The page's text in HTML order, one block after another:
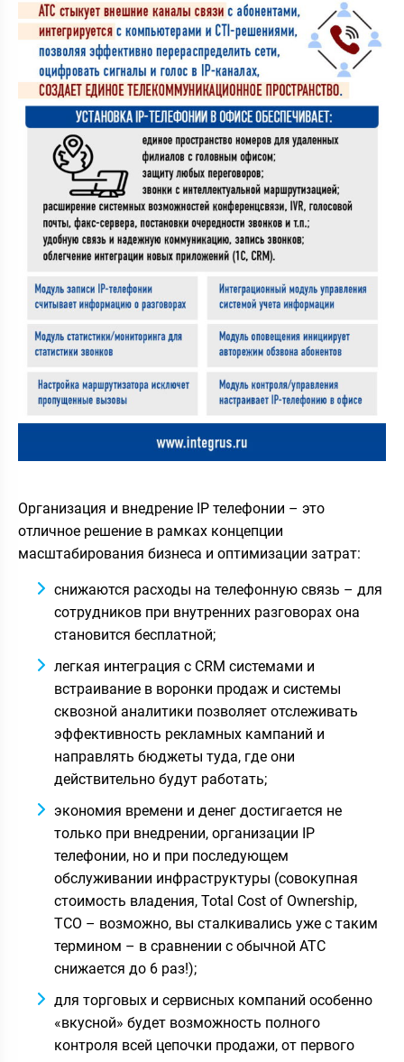
Организация и внедрение IP телефонии – это
отличное решение в рамках концепции
масштабирования бизнеса и оптимизации затрат:
снижаются расходы на телефонную связь – для
сотрудников при внутренних разговорах она
становится бесплатной;
легкая интеграция с CRM системами и
встраивание в воронки продаж и системы
сквозной аналитики позволяет отслеживать
эффективность рекламных кампаний и
направлять бюджеты туда, где они
действительно будут работать;
экономия времени и денег достигается не
только при внедрении, организации IP
телефонии, но и при последующем
обслуживании инфраструктуры (совокупная
стоимость владения, Total Cost of Ownership,
TCO – возможно, вы сталкивались уже с таким
термином – в сравнении с обычной АТС
снижается до 6 раз!);
для торговых и сервисных компаний особенно
«вкусной» будет возможность полного
контроля всей цепочки продажи, от первого